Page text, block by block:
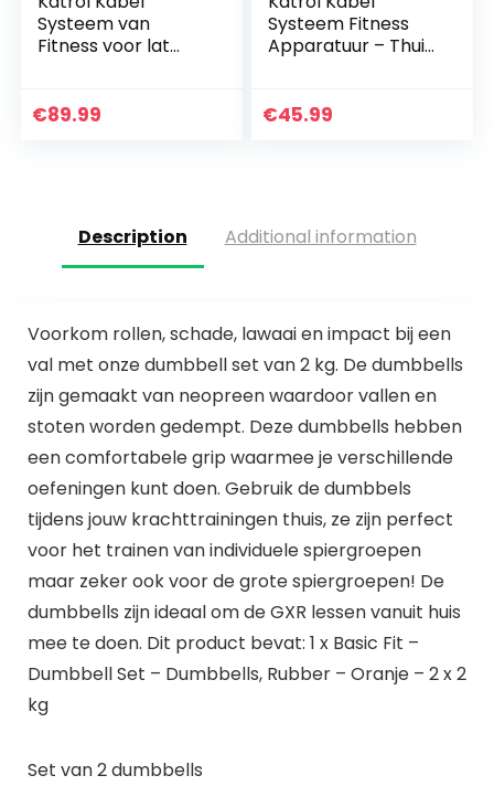
Systeem van
Fitness voor lat
Handvatten en
€89.99
Systeem Fitness
Apparatuur – Thuis
Armmachines
€45.99
Description Additional information
Voorkom rollen, schade, lawaai en impact bij een
val met onze dumbbell set van 2 kg. De dumbbells
zijn gemaakt van neopreen waardoor vallen en
stoten worden gedempt. Deze dumbbells hebben
een comfortabele grip waarmee je verschillende
oefeningen kunt doen. Gebruik de dumbbels
tijdens jouw krachttrainingen thuis, ze zijn perfect
voor het trainen van individuele spiergroepen
maar zeker ook voor de grote spiergroepen! De
dumbbells zijn ideaal om de GXR lessen vanuit huis
mee te doen. Dit product bevat: 1 x Basic Fit –
Dumbbell Set – Dumbbells, Rubber – Oranje – 2 x 2
kg
Set van 2 dumbbells